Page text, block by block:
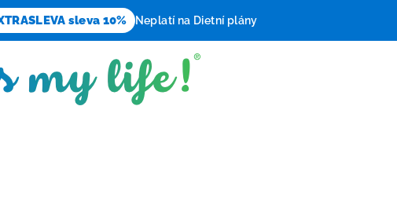
sleva 10% Neplatí na Dietní plány